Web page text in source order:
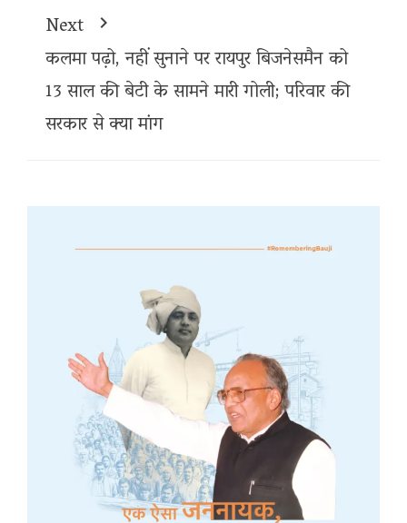
Next
कलमा पढ़ो, नहीं सुनाने पर रायपुर बिजनेसमैन को
13 साल की बेटी के सामने मारी गोली; परिवार की
सरकार से क्या मांग